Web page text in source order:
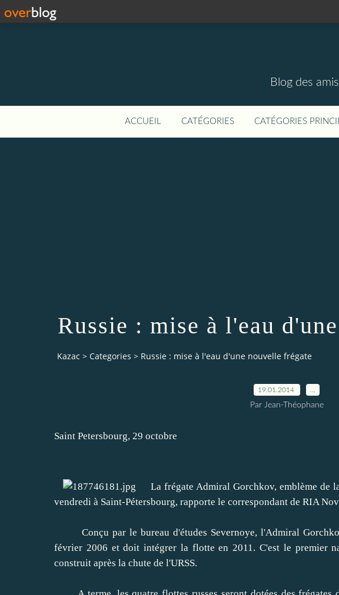
Blog des
ACCUEIL CATÉGORIES CATÉGORIES
Russie : mise à l'eau
Kazac > Categories > Russie : mise à l'eau d'une nouvelle frégate
19.01.2014
Par Jean-Théophane
Saint Petersbourg, 29 octobre
La frégate Admiral Gorchkov, emblème de
vendredi à Saint-Pétersbourg, rapporte le correspondant de RIA
Conçu par le bureau d'études Severnoye, l'Admiral
février 2006 et doit intégrer la flotte en 2011. C'est le premier
construit après la chute de l'URSS.